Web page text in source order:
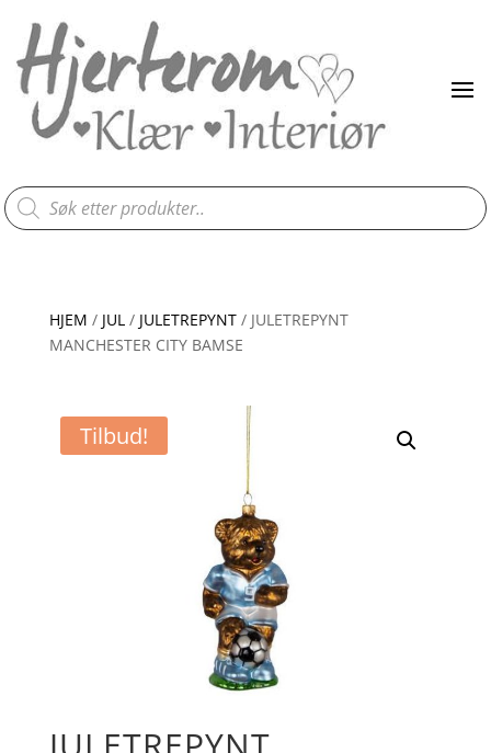
Products
search
HJEM / JUL/ JULETREPYNT/ JULETREPYNT
MANCHESTER CITY BAMSE
Tilbud!